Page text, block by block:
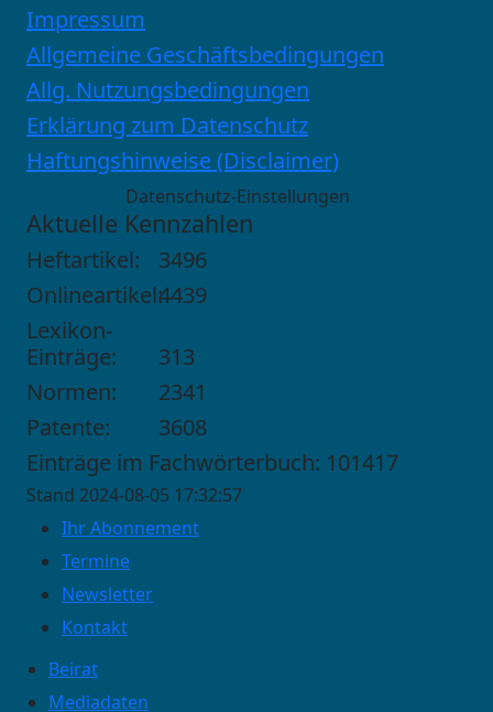
Impressum
Allgemeine Geschäftsbedingungen
Allg. Nutzungsbedingungen
Erklärung zum Datenschutz
Haftungshinweise (Disclaimer)
Datenschutz-Einstellungen
Aktuelle Kennzahlen
Heftartikel:
3496
Onlineartikel:4439
Lexikon-
Einträge:
313
Normen:
2341
Patente:
3608
Einträge im Fachwörterbuch: 101417
Stand 2024-08-05 17:32:57
Ihr Abonnement
Termine
Newsletter
Kontakt
Beirat
Mediadaten